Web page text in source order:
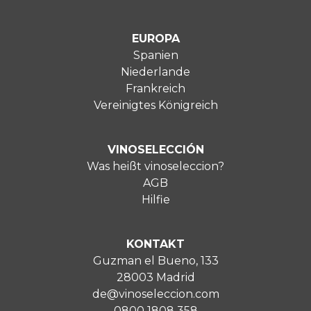
EUROPA
Spanien
Niederlande
Frankreich
Vereinigtes Königreich
VINOSELECCIÓN
Was heißt vinoseleccion?
AGB
Hilfie
KONTAKT
Guzman el Bueno, 133
28003 Madrid
de@vinoseleccion.com